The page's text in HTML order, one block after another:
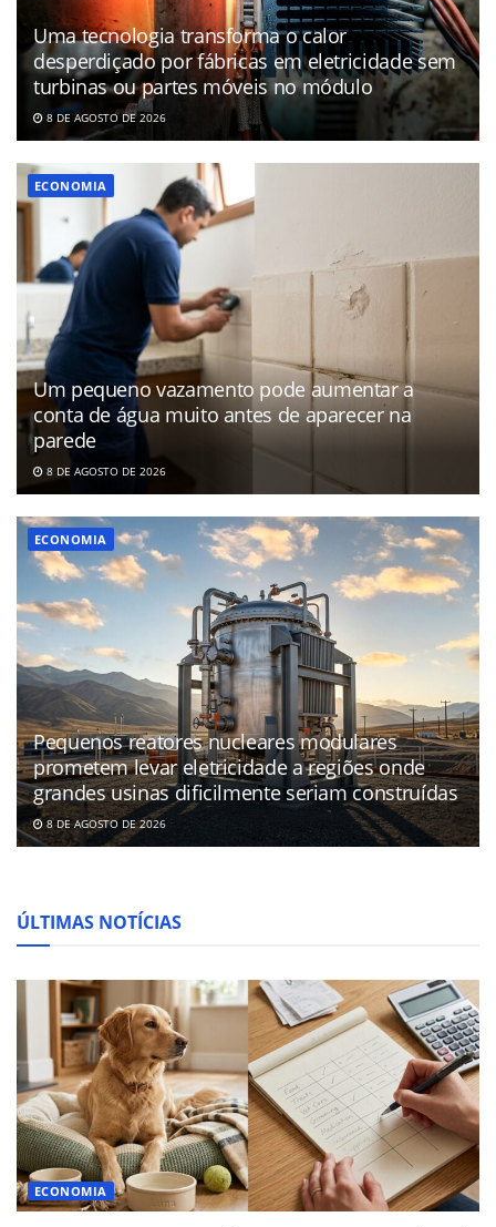
Uma tecnologia transforma o calor
desperdiçado por fábricas em eletricidade sem
turbinas ou partes móveis no módulo
8 DE AGOSTO DE 2026
ECONOMIA
Um pequeno vazamento pode aumentar a
conta de água muito antes de aparecer na
parede
8 DE AGOSTO DE 2026
ECONOMIA
Pequenos reatores nucleares modulares
prometem levar eletricidade a regiões onde
grandes usinas dificilmente seriam construídas
8 DE AGOSTO DE 2026
ÚLTIMAS NOTÍCIAS
ECONOMIA